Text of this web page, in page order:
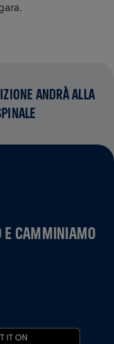
ANDRÀ ALLA
E CAMMINIAMO